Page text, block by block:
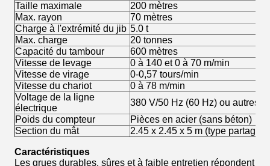
Taille maximale
200 mètres
Max. rayon
70 mètres
Charge à l'extrémité du jib 5.0 t
Max. charge
20 tonnes
Capacité du tambour
600 mètres
Vitesse de levage
0 à 140 et 0 à 70 m/min
Vitesse de virage
0-0,57 tours/min
Vitesse du chariot
0 à 78 m/min
Voltage de la ligne
électrique
380 V/50 Hz (60 Hz) ou autres
Poids du compteur
Pièces en acier (sans béton)
Section du mât
2.45 x 2.45 x 5 m (type partagé)
Caractéristiques
Les grues durables, sûres et à faible entretien répondent